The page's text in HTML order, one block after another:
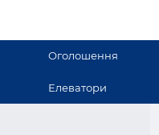
Оголошення
Елеватори